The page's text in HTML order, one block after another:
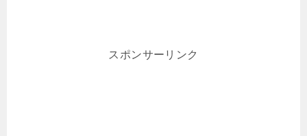
スポンサーリンク